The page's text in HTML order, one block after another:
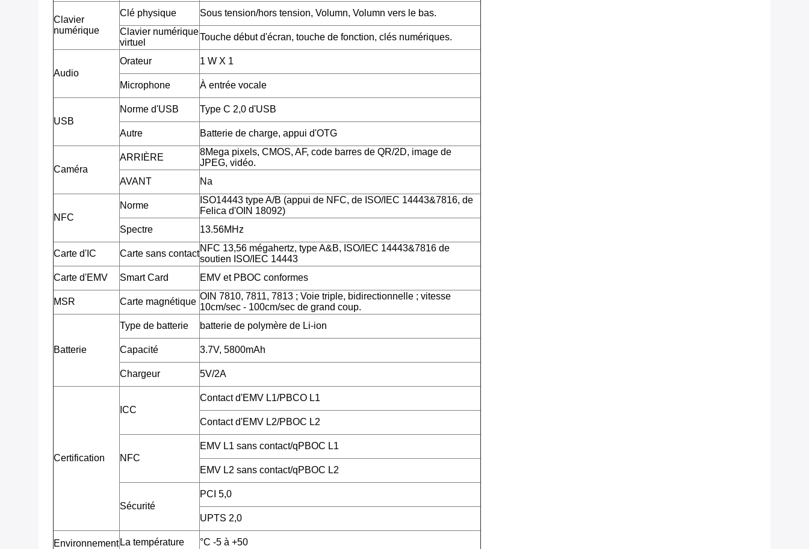
Clavier
numérique
Clé physique
Sous tension/hors tension, Volumn, Volumn vers le bas.
Clavier numérique
virtuel
Touche début d'écran, touche de fonction, clés numériques.
Audio
Orateur 1 W X 1
Microphone À entrée vocale
USB
Norme d'USB Type C 2,0 d'USB
Autre Batterie de charge, appui d'OTG
Caméra
ARRIÈRE
8Mega pixels, CMOS, AF, code barres de QR/2D, image de
JPEG, vidéo.
AVANT
Na
NFC
Norme
ISO14443 type A/B (appui de NFC, de ISO/IEC 14443&7816, de
Felica d'OIN 18092)
Spectre
13.56MHz
Carte d'IC Carte sans contact
NFC 13,56 mégahertz, type A&B, ISO/IEC 14443&7816 de
soutien ISO/IEC 14443
Carte d'EMV
Smart Card EMV et PBOC conformes
MSR Carte magnétique
OIN 7810, 7811, 7813 ; Voie triple, bidirectionnelle ; vitesse
10cm/sec - 100cm/sec de grand coup.
Batterie
Type de batterie batterie de polymère de Li-ion
Capacité 3.7V, 5800mAh
Chargeur 5V/2A
Certification
ICC
Contact d'EMV L1/PBCO L1
Contact d'EMV L2/PBOC L2
NFC
EMV L1 sans contact/qPBOC L1
EMV L2 sans contact/qPBOC L2
Sécurité
PCI 5,0
UPTS 2,0
Environnement La température °C -5 à +50